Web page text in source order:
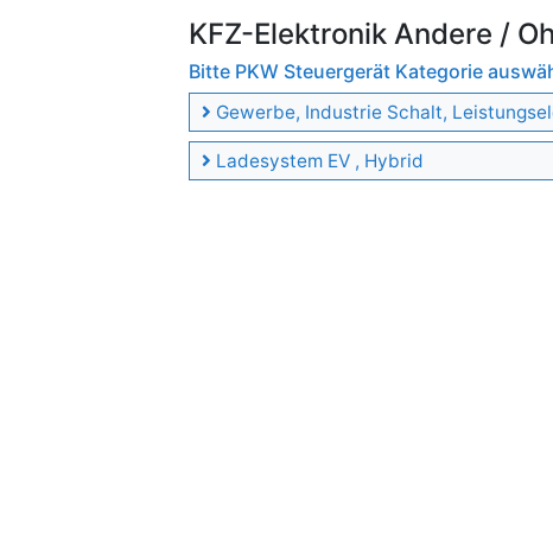
KFZ-Elektronik Andere /
Bitte PKW Steuergerät Kategorie
Gewerbe, Industrie Schalt,
Ladesystem EV , Hybrid